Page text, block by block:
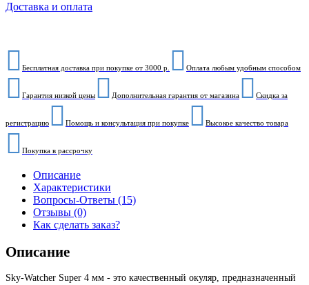
Доставка и оплата
Бесплатная доставка при покупке от 3000 р. Оплата любым удобным способом
Гарантия низкой цены Дополнительная гарантия от магазина Скидка за
регистрацию Помощь и консультация при покупке Высокое качество товара
Покупка в рассрочку
Описание
Характеристики
Вопросы-Ответы (15)
Отзывы (0)
Как сделать заказ?
Описание
Sky-Watcher Super 4 мм - это качественный окуляр, предназначенный